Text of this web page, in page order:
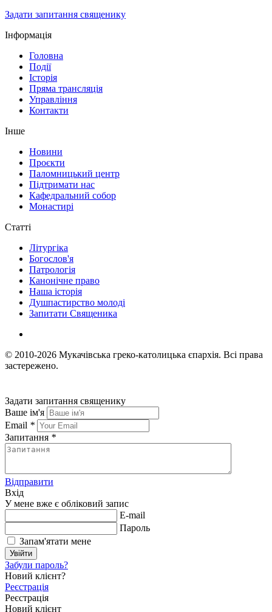
Задати запитання священику
Інформація
Головна
Події
Історія
Пряма трансляція
Управління
Контакти
Інше
Новини
Проєкти
Паломницький центр
Підтримати нас
Кафедральний собор
Монастирі
Статті
Літургіка
Богослов'я
Патрологія
Канонічне право
Наша історія
Душпастирство молоді
Запитати Священика
© 2010-2026 Мукачівська греко-католицька єпархія. Всі права
застережено.
Задати запитання священику
Ваше ім'я
Email *
Запитання *
Відправити
Вхід
У мене вже є обліковий запис
E-mail
Пароль
Запам'ятати мене
Увійти
Забули пароль?
Новий клієнт?
Реєстрація
Реєстрація
Новий клієнт